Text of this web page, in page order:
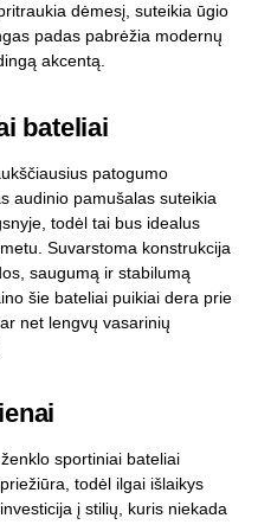
dėmesį, suteikia ūgio
padas pabrėžia modernų
akcentą.
bateliai
patogumo
audinio pamušalas suteikia
todėl tai bus idealus
Suvarstoma konstrukcija
saugumą ir stabilumą
šie bateliai puikiai dera prie
net lengvų vasarinių
sportiniai bateliai
todėl ilgai išlaikys
į stilių, kuris niekada